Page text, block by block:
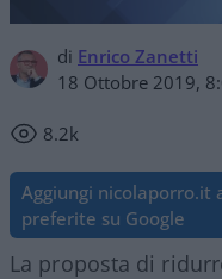
di Enrico Zanetti
18 Ottobre 2019,
8.2k
Aggiungi nicolaporro.it
preferite su Google
La proposta di